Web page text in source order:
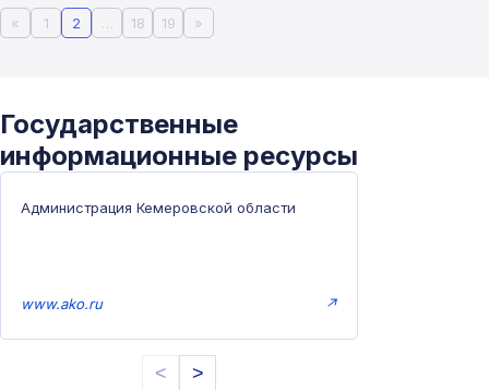
« 1 2 … 18 19 »
Государственные
информационные ресурсы
Администрация Кемеровской области
www.ako.ru ↗
< >